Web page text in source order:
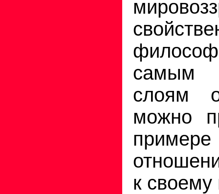
самым
слоям
можно
к своему